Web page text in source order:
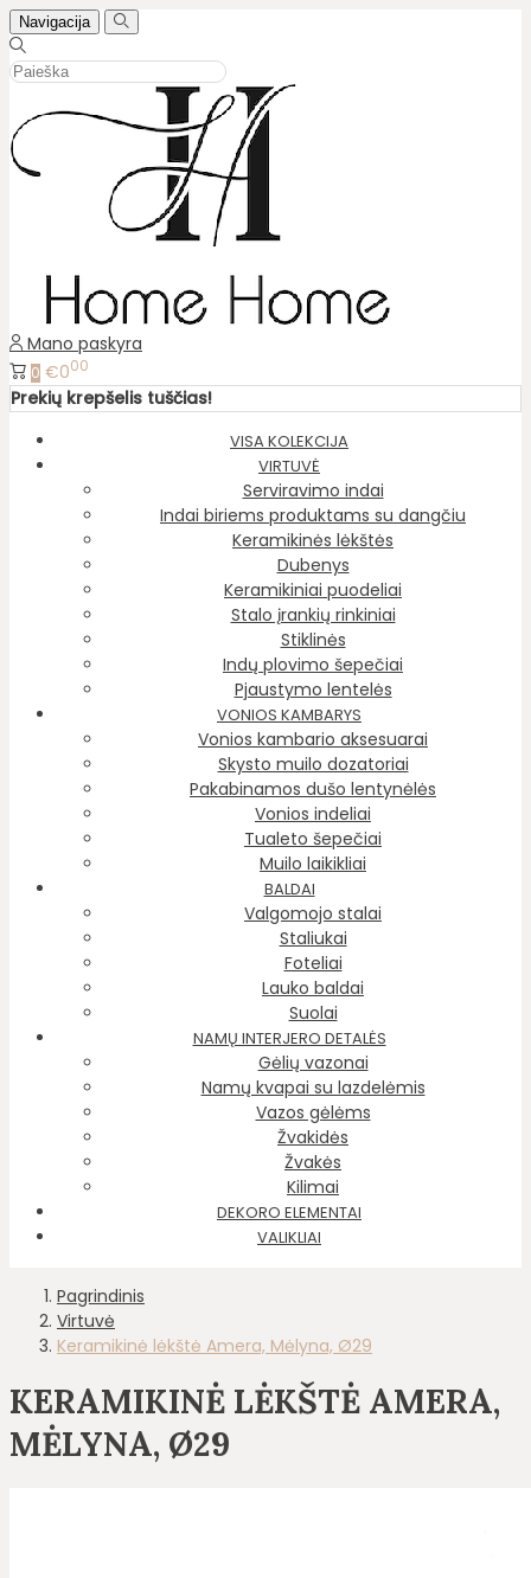
Navigacija
Mano paskyra
0 €000
Prekių krepšelis tuščias!
VISA KOLEKCIJA
VIRTUVĖ
Serviravimo indai
Indai biriems produktams su dangčiu
Keramikinės lėkštės
Dubenys
Keramikiniai puodeliai
Stalo įrankių rinkiniai
Stiklinės
Indų plovimo šepečiai
Pjaustymo lentelės
VONIOS KAMBARYS
Vonios kambario aksesuarai
Skysto muilo dozatoriai
Pakabinamos dušo lentynėlės
Vonios indeliai
Tualeto šepečiai
Muilo laikikliai
BALDAI
Valgomojo stalai
Staliukai
Foteliai
Lauko baldai
Suolai
NAMŲ INTERJERO DETALĖS
Gėlių vazonai
Namų kvapai su lazdelėmis
Vazos gėlėms
Žvakidės
Žvakės
Kilimai
DEKORO ELEMENTAI
VALIKLIAI
Pagrindinis
Virtuvė
Keramikinė lėkštė Amera, Mėlyna, Ø29
KERAMIKINĖ LĖKŠTĖ AMERA,
MĖLYNA, Ø29